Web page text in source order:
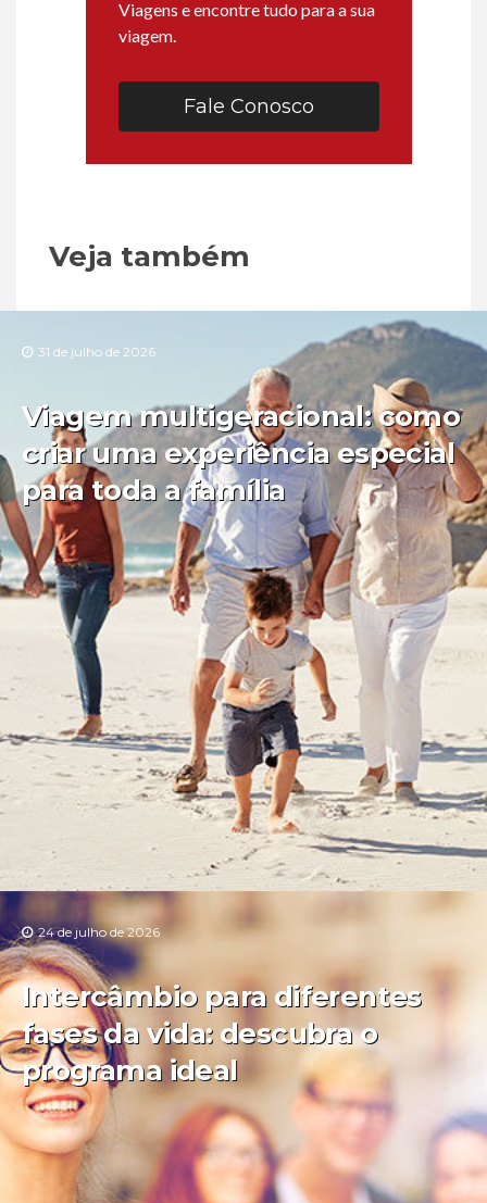
Viagens e encontre tudo para a sua
viagem.
Fale Conosco
Veja também
31 de julho de 2026
Viagem multigeracional: como
criar uma experiência especial
para toda a família
24 de julho de 2026
Intercâmbio para diferentes
fases da vida: descubra o
programa ideal